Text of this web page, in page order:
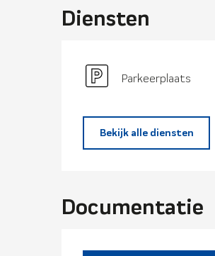
Diensten
Parkeerplaats
Bekijk alle diensten
Documentatie